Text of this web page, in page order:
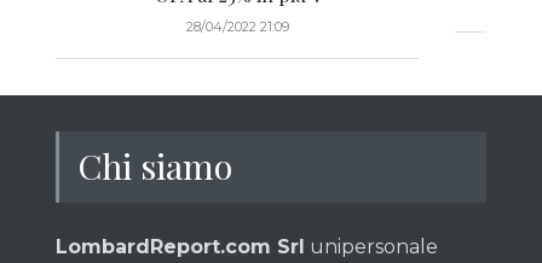
28/04/2022 21:09
Chi siamo
LombardReport.com Srl unipersonale